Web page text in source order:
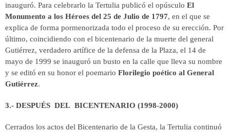
inauguró. Para celebrarlo la Tertulia publicó el opúsculo El
Monumento a los Héroes del 25 de Julio de 1797, en el que se
explica de forma pormenorizada todo el proceso de su erección. Por
último, coincidiendo con el bicentenario de la muerte del general
Gutiérrez, verdadero artífice de la defensa de la Plaza, el 14 de
mayo de 1999 se inauguró un busto en la calle que lleva su nombre
y se editó en su honor el poemario Florilegio poético al General
Gutiérrez.
3.- DESPUÉS DEL BICENTENARIO (1998-2000)
Cerrados los actos del Bicentenario de la Gesta, la Tertulia continuó